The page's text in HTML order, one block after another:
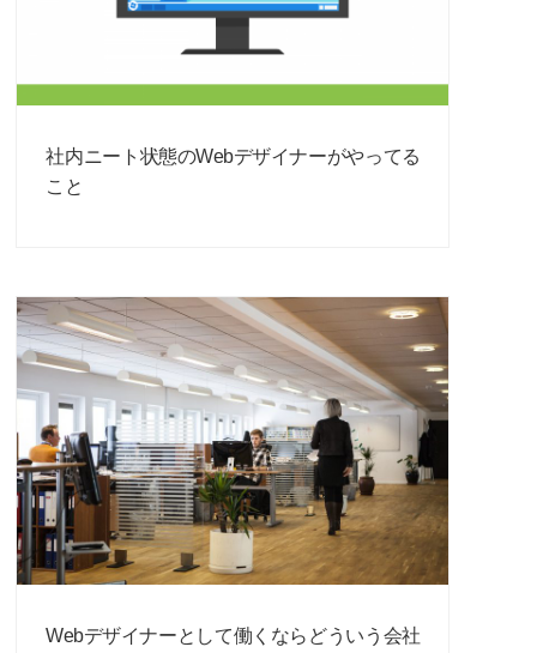
社内ニート状態のWebデザイナーがやってる
こと
Webデザイナーとして働くならどういう会社